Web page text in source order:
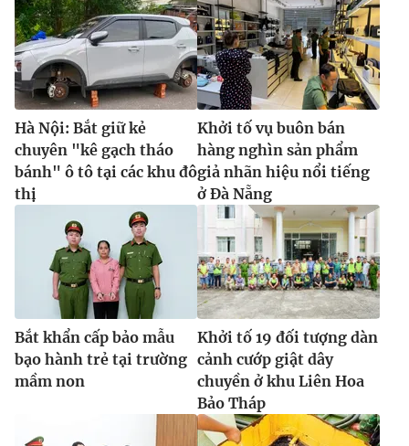
Hà Nội: Bắt giữ kẻ
chuyên "kê gạch tháo
bánh" ô tô tại các khu đô
thị
Khởi tố vụ buôn bán
hàng nghìn sản phẩm
giả nhãn hiệu nổi tiếng
ở Đà Nẵng
Bắt khẩn cấp bảo mẫu
bạo hành trẻ tại trường
mầm non
Khởi tố 19 đối tượng dàn
cảnh cướp giật dây
chuyền ở khu Liên Hoa
Bảo Tháp